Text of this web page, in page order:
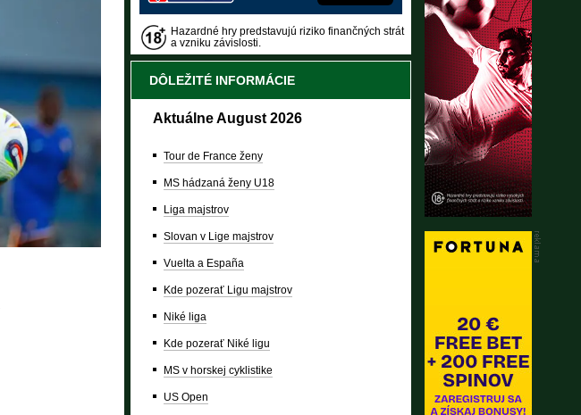
Hazardné hry predstavujú riziko finančných strát
a vzniku závislosti.
DÔLEŽITÉ INFORMÁCIE
Aktuálne August 2026
Tour de France ženy
MS hádzaná ženy U18
Liga majstrov
Slovan v Lige majstrov
Vuelta a España
Kde pozerať Ligu majstrov
Niké liga
Kde pozerať Niké ligu
MS v horskej cyklistike
US Open